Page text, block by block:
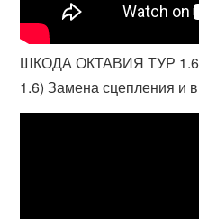
ШКОДА ОКТАВИЯ ТУР 1.6
1.6) Замена сцепления и